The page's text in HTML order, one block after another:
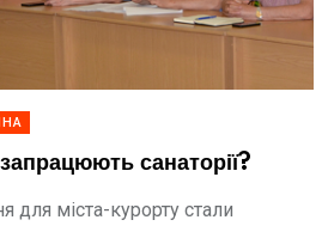
Коли у Хмільнику запрацюють санаторії?
для міста-курорту стали